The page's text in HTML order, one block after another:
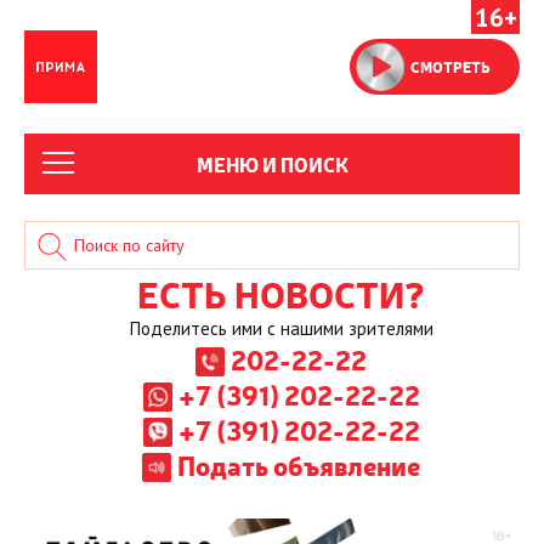
16+
СМОТРЕТЬ
МЕНЮ И ПОИСК
ЕСТЬ НОВОСТИ?
Поделитесь ими с нашими зрителями
202-22-22
+7 (391) 202-22-22
+7 (391) 202-22-22
Подать объявление